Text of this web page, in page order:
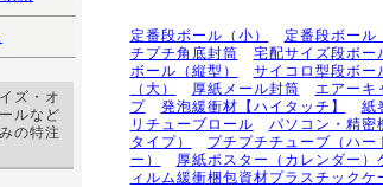
定番段ボール（小） 定番段ボール
チプチ角底封筒
宅配サイズ段ボー
ボール（縦型）
サイコロ型段ボー
（大）
厚紙メール封筒 エアーキ
プ
発泡緩衝材【ハイタッチ】 紙
リチューブロール
パソコン・精密
タイプ）
プチプチチューブ（ハー
ー）
厚紙ポスター（カレンダー）
ィルム緩衝梱包資材プラスチックケ
ズ・オ
ルなど
の特注